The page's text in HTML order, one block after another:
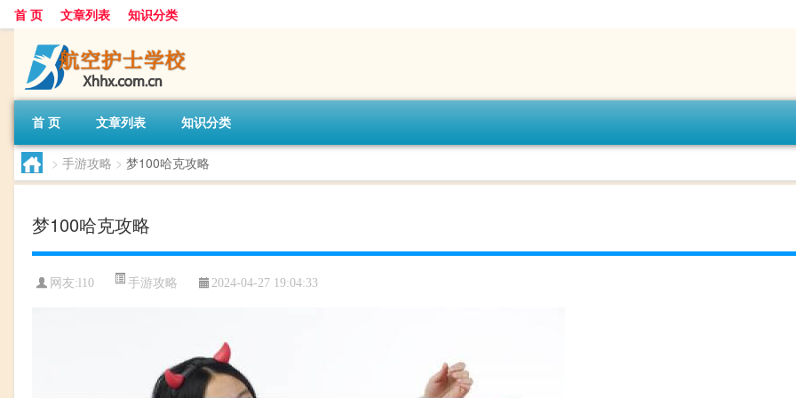
首 页 文章列表 知识分类
首 页 文章列表 知识分类
> 手游攻略 > 梦100哈克攻略
梦100哈克攻略
网友: l10 手游攻略 2024-04-27 19:04:33